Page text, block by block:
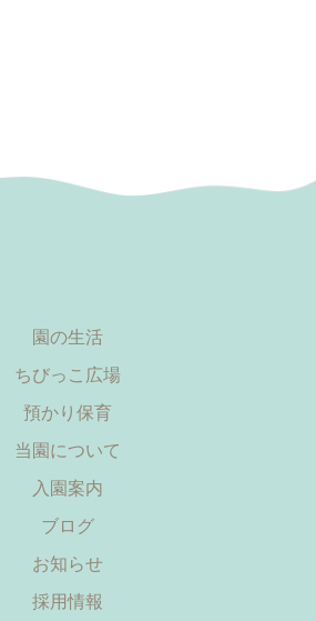
園の生活
ちびっこ広場
預かり保育
当園について
入園案内
ブログ
お知らせ
採用情報